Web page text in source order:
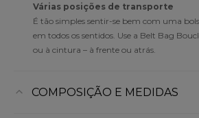
Várias posições de transporte
É tão simples sentir-se bem com uma
em todos os sentidos. Use a Belt Bag
ou à cintura – à frente ou atrás.
COMPOSIÇÃO E MEDIDAS